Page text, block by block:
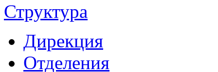
Структура
Дирекция
Отделения